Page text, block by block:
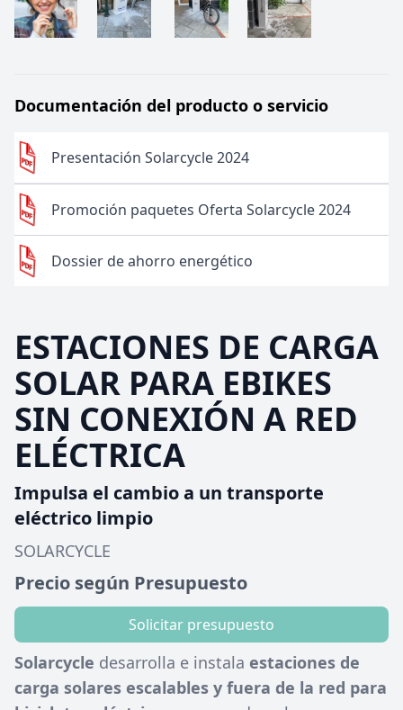
Documentación del producto o servicio
Presentación Solarcycle 2024
Promoción paquetes Oferta Solarcycle 2024
Dossier de ahorro energético
ESTACIONES DE CARGA
SOLAR PARA EBIKES
SIN CONEXIÓN A RED
ELÉCTRICA
Impulsa el cambio a un transporte
eléctrico limpio
SOLARCYCLE
Precio según Presupuesto
Solicitar presupuesto
Solarcycle desarrolla e instala estaciones de
carga solares escalables y fuera de la red para